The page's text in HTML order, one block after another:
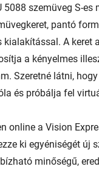
szemüveg S-es
pantó
kialakítással. A keret
a kényelmes
Szeretné látni,
és próbálja fel
online a Vision
ki egyéniségét új
minőségű,